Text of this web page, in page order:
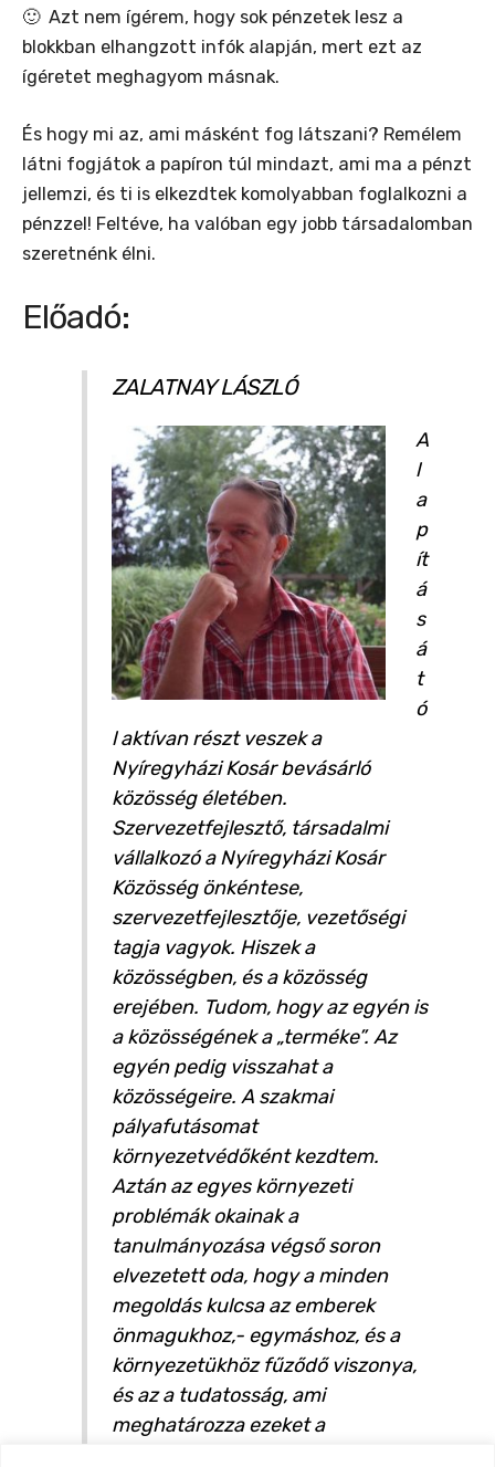
🙂 Azt nem ígérem, hogy sok pénzetek lesz a
blokkban elhangzott infók alapján, mert ezt az
ígéretet meghagyom másnak.
És hogy mi az, ami másként fog látszani? Remélem
látni fogjátok a papíron túl mindazt, ami ma a pénzt
jellemzi, és ti is elkezdtek komolyabban foglalkozni a
pénzzel! Feltéve, ha valóban egy jobb társadalomban
szeretnénk élni.
Előadó:
ZALATNAY LÁSZLÓ
A
l
a
p
ít
á
s
á
t
ó
l aktívan részt veszek a
Nyíregyházi Kosár bevásárló
közösség életében.
Szervezetfejlesztő, társadalmi
vállalkozó a Nyíregyházi Kosár
Közösség önkéntese,
szervezetfejlesztője, vezetőségi
tagja vagyok. Hiszek a
közösségben, és a közösség
erejében. Tudom, hogy az egyén is
a közösségének a „terméke”. Az
egyén pedig visszahat a
közösségeire. A szakmai
pályafutásomat
környezetvédőként kezdtem.
Aztán az egyes környezeti
problémák okainak a
tanulmányozása végső soron
elvezetett oda, hogy a minden
megoldás kulcsa az emberek
önmagukhoz,- egymáshoz, és a
környezetükhöz fűződő viszonya,
és az a tudatosság, ami
meghatározza ezeket a